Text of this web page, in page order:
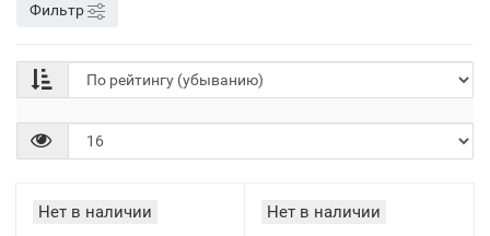
Фильтр
Нет в наличии Нет в наличии